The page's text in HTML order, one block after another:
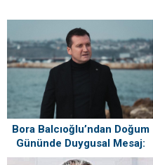
Buluşuyor
Bora Balcıoğlu’ndan Doğum
Gününde Duygusal Mesaj:
“Silivri’mi Çok Özlüyorum”